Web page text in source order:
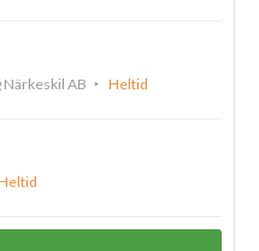
Närkeskil AB Heltid